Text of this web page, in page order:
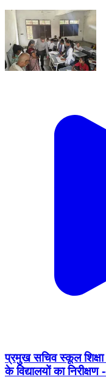
प्रमुख सचिव स्कूल
के विद्यालयों का